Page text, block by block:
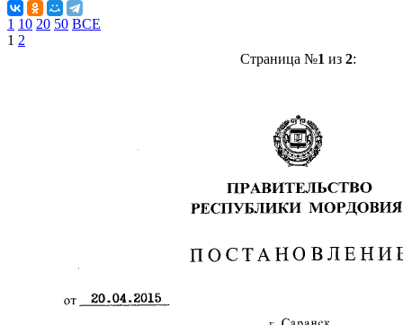
1 10 20 50 ВСЕ
1 2
Страница №1 из 2: